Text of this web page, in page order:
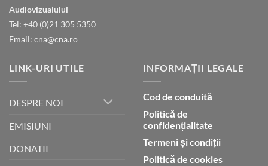
Audiovizualului
Tel: +40 (0)21 305 5350
Email: cna@cna.ro
LINK-URI UTILE
DESPRE NOI
EMISIUNI
DONATII
INFORMAȚII LEGALE
Cod de conduită
Politică de
confidențialitate
Termeni și condiții
Politică de cookies